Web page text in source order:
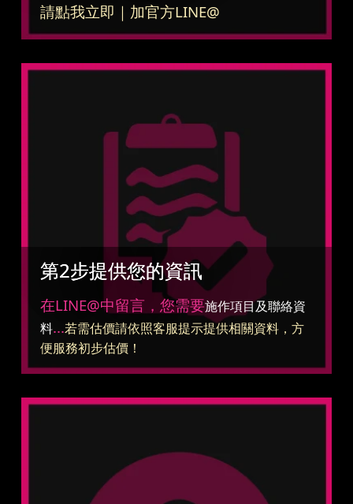
請點我立即｜加官方LINE@
第2步提供您的資訊
在LINE@中留言，您需要施作項目及聯絡資
料...若需估價請依照客服提示提供相關資料，方
便服務初步估價！